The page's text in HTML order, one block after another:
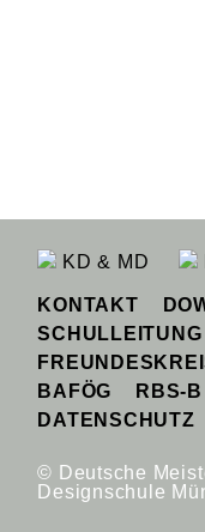
KD & MD
KONTAKT
SCHULLEITUNG
BAFÖG
RBS-B
DATENSCHUTZ
© Deutsche
Designschule